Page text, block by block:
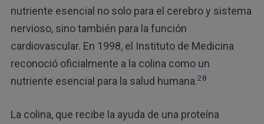
nutriente esencial no solo para el cerebro y sistema
nervioso, sino también para la función
cardiovascular. En 1998, el Instituto de Medicina
reconoció oficialmente a la colina como un
nutriente esencial para la salud humana.28
La colina, que recibe la ayuda de una proteína